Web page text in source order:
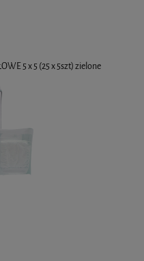
5 x 5 (25 x 5szt) zielone